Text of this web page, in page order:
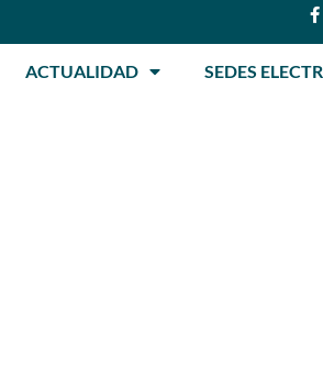
ACTUALIDAD SEDES